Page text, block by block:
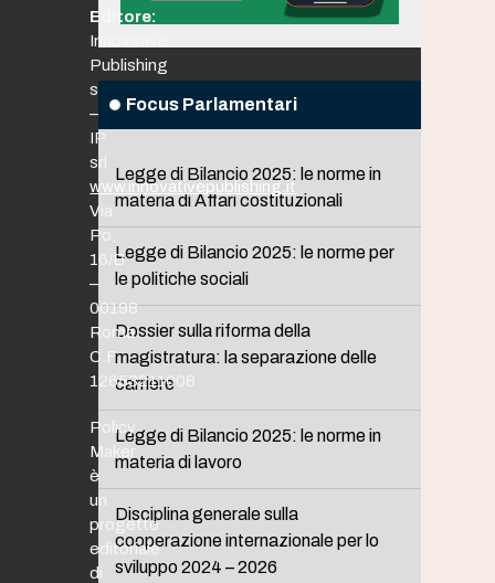
Focus Parlamentari
Legge di Bilancio 2025: le norme in
materia di Affari costituzionali
Legge di Bilancio 2025: le norme per
le politiche sociali
Dossier sulla riforma della
magistratura: la separazione delle
carriere
Legge di Bilancio 2025: le norme in
materia di lavoro
Disciplina generale sulla
cooperazione internazionale per lo
sviluppo 2024 – 2026
Editore:
Innovative
Publishing
srl
–
IP
srl
www.innovativepublishing.it
Via
Po,
16/B
–
00198
Roma
C.F.
12653211008
Policy
Maker
è
un
progetto
editoriale
di